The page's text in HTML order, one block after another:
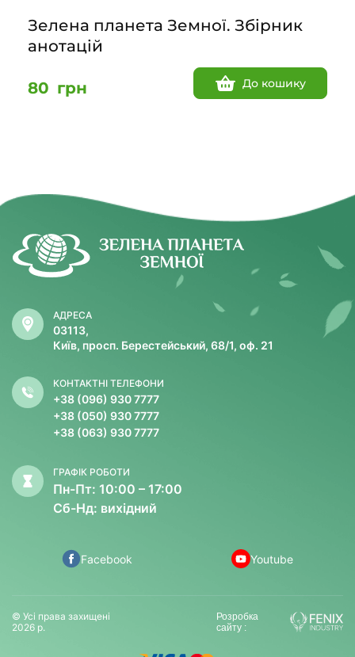
Зелена планета Земної. Збірник
анотацій
80 грн До кошику
АДРЕСА
03113,
Київ, просп. Берестейський, 68/1, оф. 21
КОНТАКТНІ ТЕЛЕФОНИ
+38 (096) 930 7777
+38 (050) 930 7777
+38 (063) 930 7777
ГРАФІК РОБОТИ
Пн-Пт: 10:00 – 17:00
Сб-Нд: вихідний
Facebook Youtube
© Усі права захищені
2026 р.
Розробка
сайту :